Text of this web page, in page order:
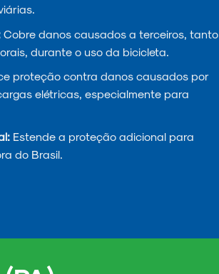
Cobre danos causados a terceiros, tanto
durante o uso da bicicleta.
proteção contra danos causados por
elétricas, especialmente para
Estende a proteção adicional para
do Brasil.